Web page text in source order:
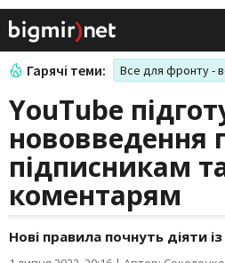
Гарячі теми: Все для фронту -
YouTube
нововведення
підписникам
коментарям
Нові правила почнуть діяти